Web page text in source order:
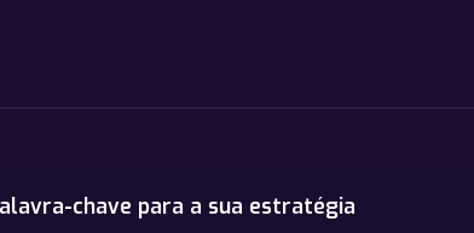
chave para a sua estratégia